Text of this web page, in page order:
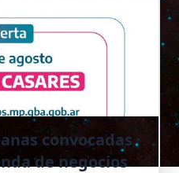
convocadas
de negocios